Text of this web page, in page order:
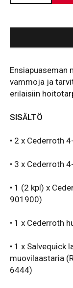
Ensiapuaseman
vammoja ja
erilaisiin
SISÄLTÖ
• 2 x Cederroth
• 3 x Cederroth
• 1 (2 kpl) x
901900)
• 1 x Cederroth
• 1 x Salvequick
muovilaastaria
6444)